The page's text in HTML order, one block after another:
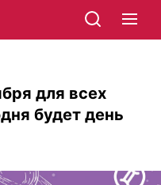
для всех
будет день